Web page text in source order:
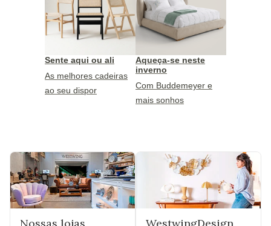
Sente aqui ou ali
As melhores cadeiras
ao seu dispor
Aqueça-se neste
inverno
Com Buddemeyer e
mais sonhos
Nossas lojas WestwingDesign